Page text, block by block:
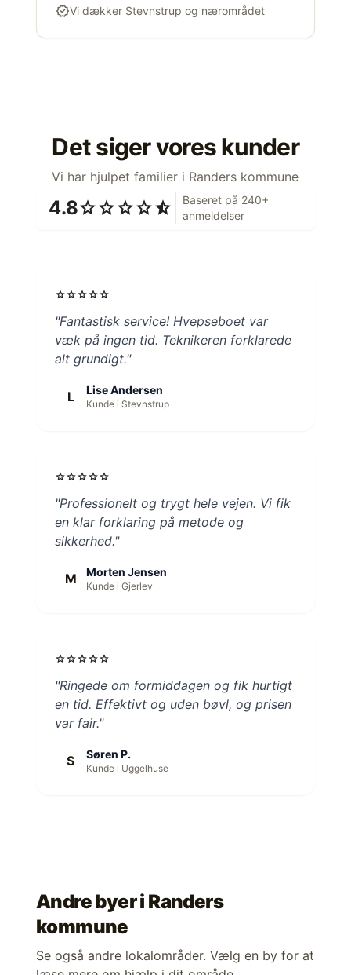
verifiedVi dækker Stevnstrup og nærområdet
Det siger vores kunder
Vi har hjulpet familier i Randers kommune
4.8starstarstarstarstar_half
Baseret på 240+
anmeldelser
starstarstarstarstar
"Fantastisk service! Hvepseboet var
væk på ingen tid. Teknikeren forklarede
alt grundigt."
L Lise Andersen
Kunde i Stevnstrup
starstarstarstarstar
"Professionelt og trygt hele vejen. Vi fik
en klar forklaring på metode og
sikkerhed."
M Morten Jensen
Kunde i Gjerlev
starstarstarstarstar
"Ringede om formiddagen og fik hurtigt
en tid. Effektivt og uden bøvl, og prisen
var fair."
S Søren P.
Kunde i Uggelhuse
Andre byer i Randers
kommune
Se også andre lokalområder. Vælg en by for at